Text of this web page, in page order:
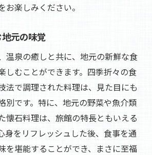
お楽しみください。
元の味覚
温泉の癒しと共に、地元の新鮮な食
しむことができます。四季折々の食
法で調理された料理は、見た目にも
別です。特に、地元の野菜や魚介類
懐石料理は、旅館の特長ともいえる
身をリフレッシュした後、食事を通
を堪能することができ、まさに至福